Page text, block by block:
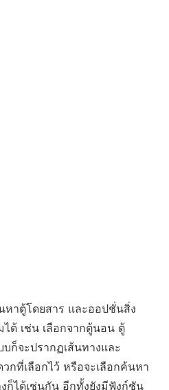
หาตู้โดยสาร และออปชั่นสิ่ง
ได้ เช่น เลือกจากตู้นอน ตู้
ก็จะปรากฏเส้นทางและ
กที่เลือกไว้ หรือจะเลือกค้นหา
ก็ได้เช่นกัน อีกทั้งยังมีฟังก์ชัน